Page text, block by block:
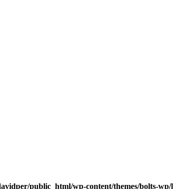
public_html/wp-content/themes/bolts-